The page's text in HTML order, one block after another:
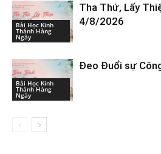
Bài Học Kinh
Thánh Hàng
Ngày
Tha Thứ, Lấy
4/8/2026
Bài Học Kinh
Thánh Hàng
Ngày
Đeo Đuổi sự